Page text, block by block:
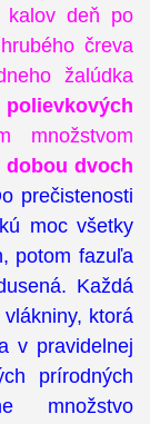
kalov deň po
čreva
žalúdka
množstvom
dobou dvoch
prečistenosti
moc všetky
potom fazuľa
Každá
ktorá
v pravidelnej
prírodných
množstvo